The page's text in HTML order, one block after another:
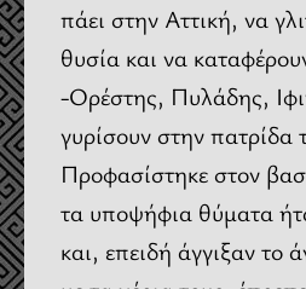
πάει στην Αττική, να
θυσία και να
-Ορέστης, Πυλάδης,
γυρίσουν στην πατρίδα
Προφασίστηκε στον
τα υποψήφια θύματα
και, επειδή άγγιξαν το